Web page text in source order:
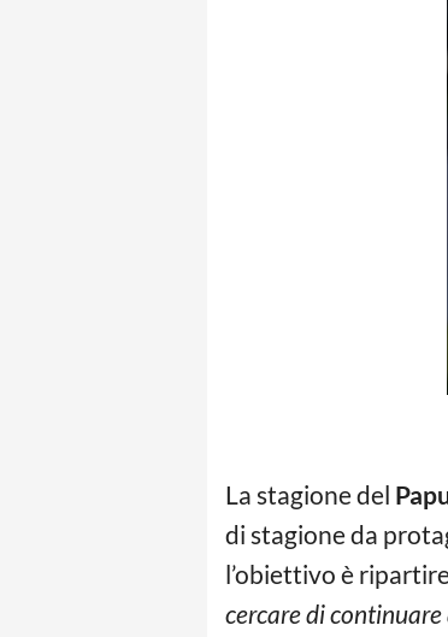
La stagione del
di stagione da
l’obiettivo è
cercare di